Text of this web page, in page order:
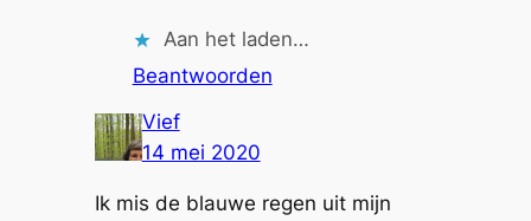
Aan het laden…
Beantwoorden
Vief
14 mei 2020
Ik mis de blauwe regen uit mijn